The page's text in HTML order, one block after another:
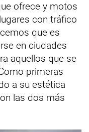
ofrece y motos
con tráfico
que es
en ciudades
aquellos que se
primeras
a su estética
las dos más